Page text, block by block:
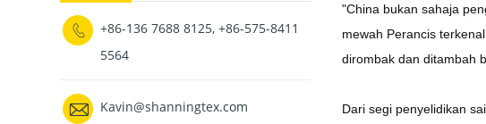
"China bukan sahaja
mewah Perancis
dirombak dan ditambah
Dari segi penyelidikan

+86-136 7688 8125, +86-575-8411
5564
 Kavin@shanningtex.com